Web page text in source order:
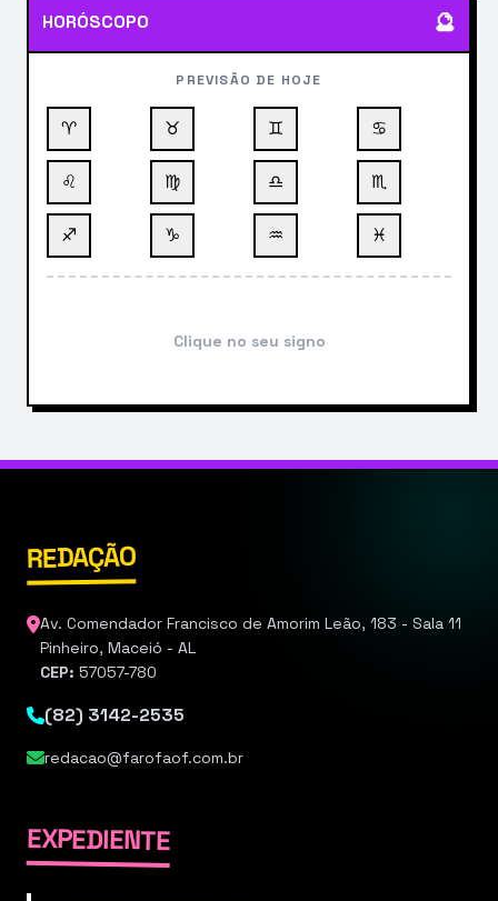
HORÓSCOPO 🔮
PREVISÃO DE HOJE
♈ ♉ ♊ ♋
♌ ♍ ♎ ♏
♐ ♑ ♒ ♓
Clique no seu signo
REDAÇÃO
Av. Comendador Francisco de Amorim Leão, 183 - Sala 11
Pinheiro, Maceió - AL
CEP: 57057-780
(82) 3142-2535
redacao@farofaof.com.br
EXPEDIENTE